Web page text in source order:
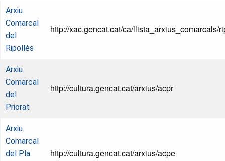
Arxiu
Comarcal
del
Ripollès
http://xac.gencat.cat/ca/llista_arxius_comarcals/
Arxiu
Comarcal
del
Priorat
http://cultura.gencat.cat/arxius/acpr
Arxiu
Comarcal
del Pla
http://cultura.gencat.cat/arxius/acpe